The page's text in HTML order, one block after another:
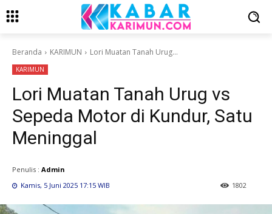
Beranda KARIMUN Lori Muatan Tanah Urug...
KARIMUN
Lori Muatan Tanah Urug vs
Sepeda Motor di Kundur, Satu
Meninggal
Penulis : Admin
Kamis, 5 Juni 2025 17:15 WIB
1802